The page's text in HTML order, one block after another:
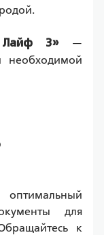
Лайф 3» —
необходимой
для
к